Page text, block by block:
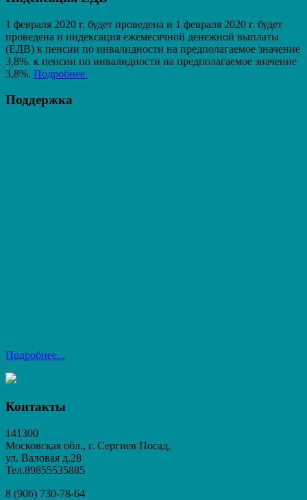
1 февраля 2020 г. будет проведена и 1 февраля 2020 г. будет
проведена и индексация ежемесячной денежной выплаты
(ЕДВ) к пенсии по инвалидности на предполагаемое значение
3,8%. к пенсии по инвалидности на предполагаемое значение
3,8%. Подробнее.
Поддержка
Подробнее...
Контакты
141300
Московская обл., г. Сергиев Посад,
ул. Валовая д.28
Тел.89855535885
8 (906) 730-78-64